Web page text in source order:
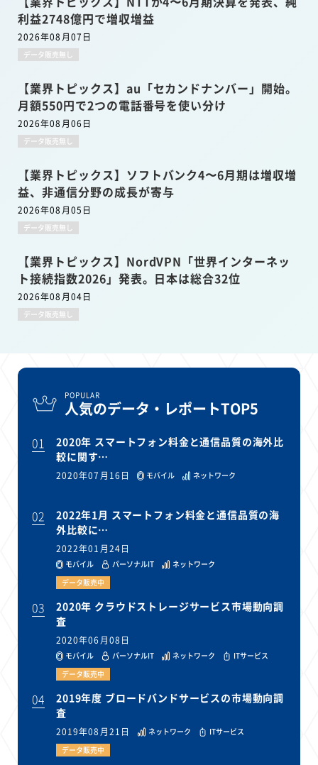
利益2748億円で増収増益
2026年08月07日
データ販売無し
【業界トピックス】au「セカンドナンバー」開始。
月額550円で2つの電話番号を使い分け
2026年08月06日
データ販売無し
【業界トピックス】ソフトバンク4〜6月期は増収増
益、非通信分野の成長が寄与
2026年08月05日
データ販売無し
【業界トピックス】NordVPN「世界インターネッ
ト接続指数2026」発表。日本は総合32位
2026年08月04日
データ販売無し
POPULAR
人気のデータ・レポートTOP5
01
2020年 スマートフォン料金と通信品質の海外比
較に関す…
2020年07月16日 モバイル ネットワーク
02
2022年1月 スマートフォン料金と通信品質の海
外比較に…
2022年01月24日
モバイル パーソナルIT
ネットワーク
データ販売中
03
2020年 クラウドストレージサービス市場動向調
査
2020年06月08日
モバイル パーソナルIT ネットワーク
ITサービス
データ販売中
04
2019年度 ブロードバンドサービスの市場動向調
査
2019年08月21日 ネットワーク
ITサービス
データ販売中